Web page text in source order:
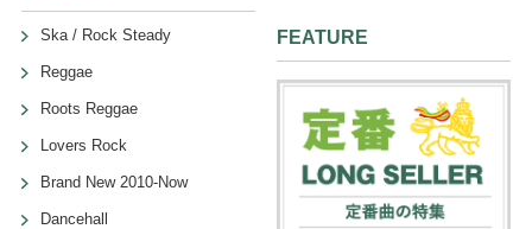
Ska / Rock Steady
Reggae
Roots Reggae
Lovers Rock
Brand New 2010-Now
Dancehall
FEATURE